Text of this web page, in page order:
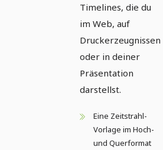
Timelines, die du
im Web, auf
Druckerzeugnissen
oder in deiner
Präsentation
darstellst.
Eine Zeitstrahl-
Vorlage im Hoch-
und Querformat